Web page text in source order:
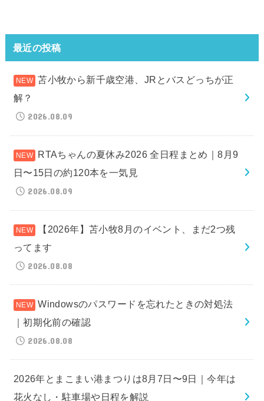
最近の投稿
苫小牧から新千歳空港、JRとバスどっちが正
解？
2026.08.09
RTAちゃんの夏休み2026 全日程まとめ｜8月9
日〜15日の約120本を一気見
2026.08.09
【2026年】苫小牧8月のイベント、まだ2つ残
ってます
2026.08.08
Windowsのパスワードを忘れたときの対処法
｜初期化前の確認
2026.08.08
2026年とまこまい港まつりは8月7日〜9日｜今年は
花火なし・駐車場や日程を解説